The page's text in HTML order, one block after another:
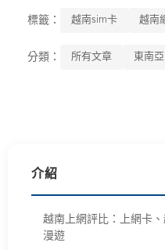
標籤： 越南sim卡 越南
分類： 所有文章 東南亞
介紹
越南上網評比：上網卡
漫遊